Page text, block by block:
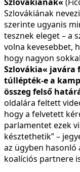
Szlovákiának«
Szlovákiának
szerinte ugyanis
tesznek eleget – a
volna kevesebbet,
hogy nagyon
Szlovákia« javára
túllépték-e a
összeg felső
oldalára feltett
hogy a felvetett
parlamentet ezek
késztethetik” –
az ügyben
koalíciós partnere